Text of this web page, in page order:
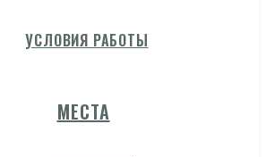
УСЛОВИЯ РАБОТЫ
МЕСТА